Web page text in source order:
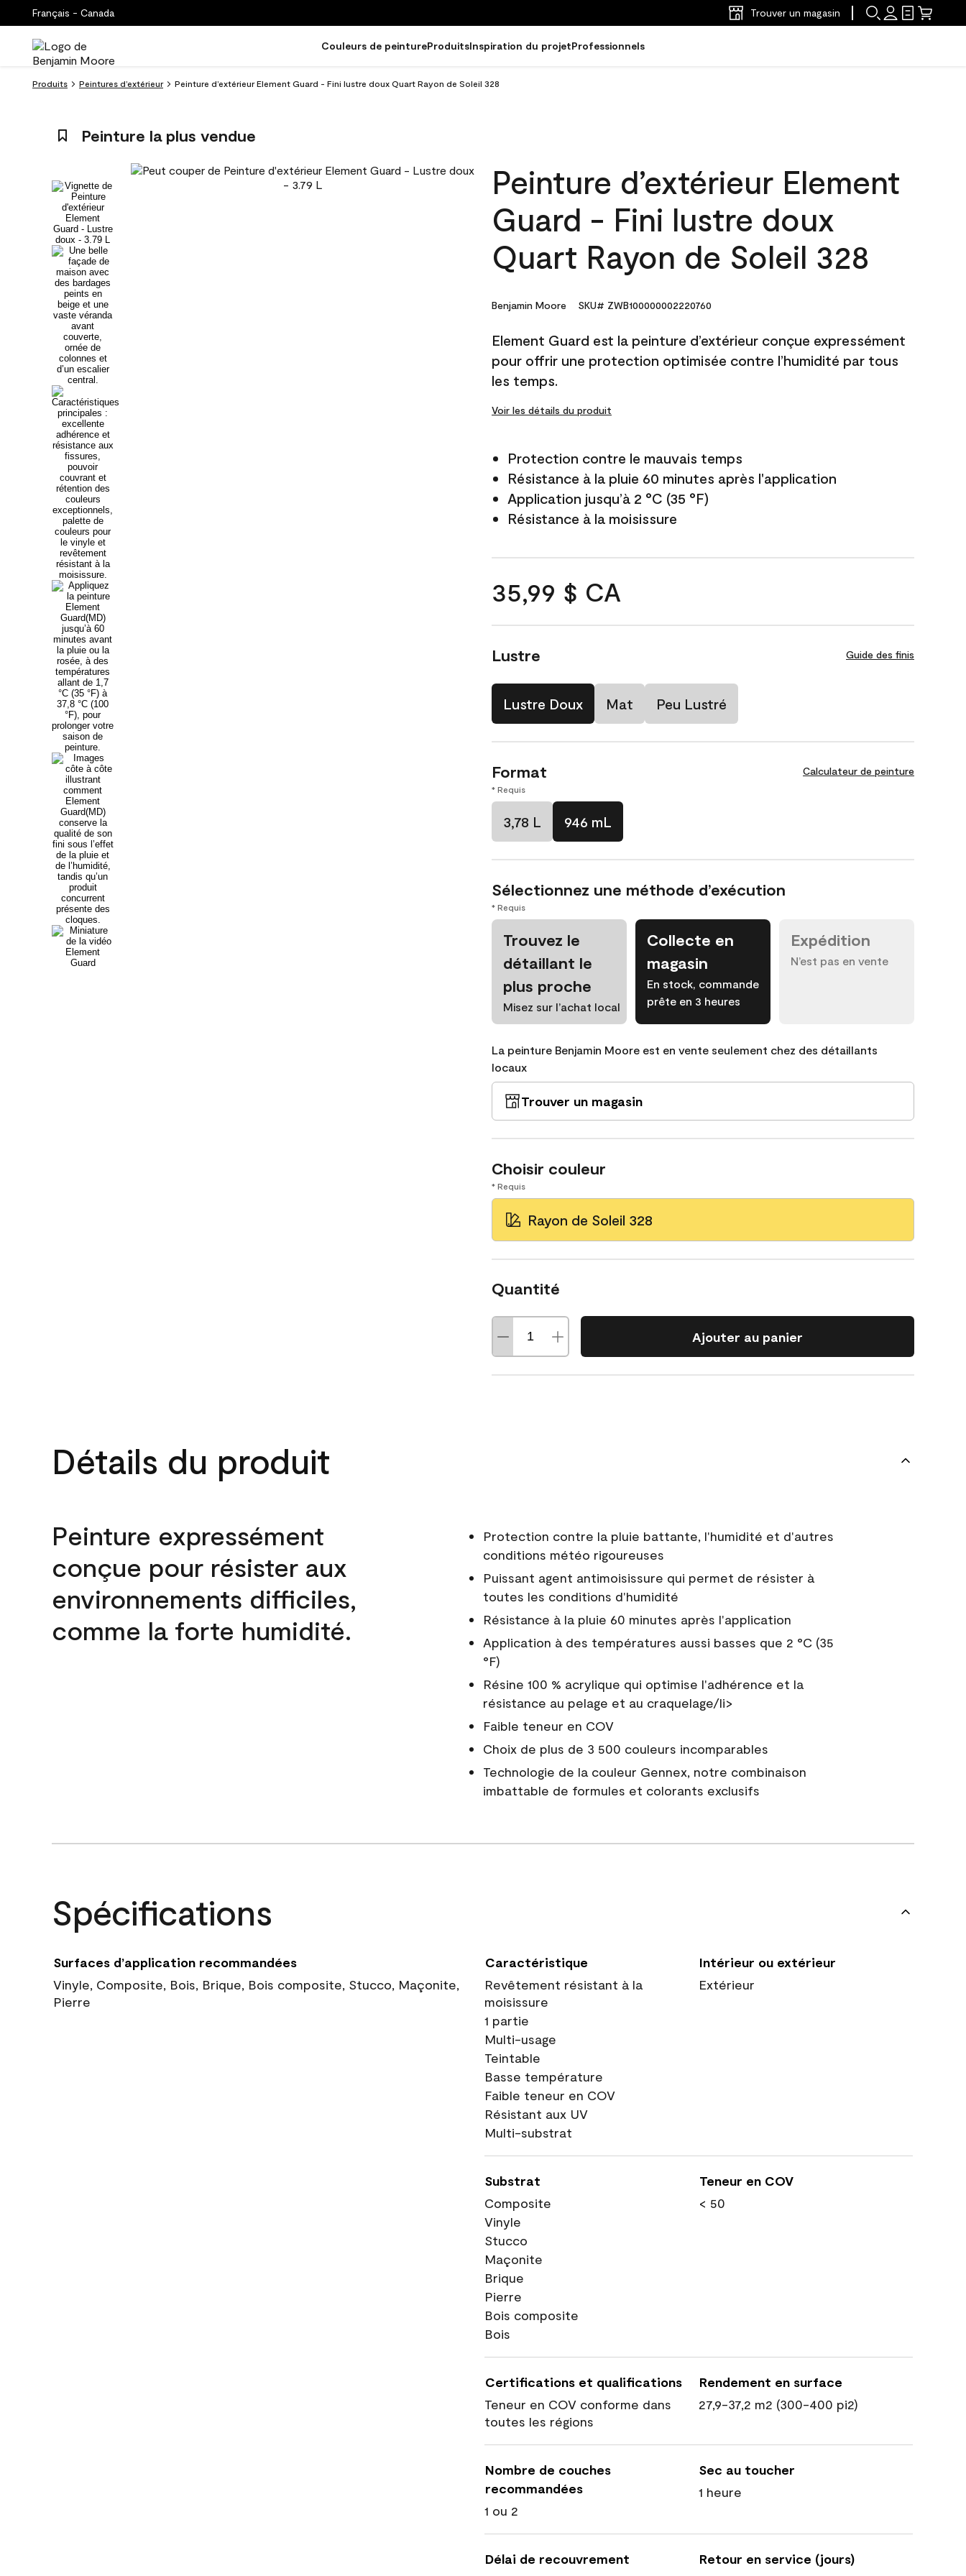
Français - Canada Trouver un magasin
Couleurs de peintureProduitsInspiration du projetProfessionnels
Produits Peintures d’extérieur Peinture d’extérieur Element Guard - Fini lustre doux Quart Rayon de Soleil 328
Peinture la plus vendue
Peinture d’extérieur Element
Guard - Fini lustre doux
Quart Rayon de Soleil 328
Benjamin Moore SKU# ZWB100000002220760
Element Guard est la peinture d’extérieur conçue expressément
pour offrir une protection optimisée contre l’humidité par tous
les temps.
Voir les détails du produit
Protection contre le mauvais temps
Résistance à la pluie 60 minutes après l'application
Application jusqu’à 2 °C (35 °F)
Résistance à la moisissure
35,99 $ CA
Lustre Guide des finis
Lustre Doux Mat Peu Lustré
Format Calculateur de peinture
* Requis
3,78 L 946 mL
Sélectionnez une méthode d’exécution
* Requis
Trouvez le
détaillant le
plus proche
Misez sur l’achat local
Collecte en
magasin
En stock, commande
prête en 3 heures
Expédition
N’est pas en vente
La peinture Benjamin Moore est en vente seulement chez des détaillants
locaux
Trouver un magasin
Choisir couleur
* Requis
Rayon de Soleil 328
Quantité
Ajouter au panier
Détails du produit
Peinture expressément
conçue pour résister aux
environnements difficiles,
comme la forte humidité.
Protection contre la pluie battante, l'humidité et d'autres
conditions météo rigoureuses
Puissant agent antimoisissure qui permet de résister à
toutes les conditions d'humidité
Résistance à la pluie 60 minutes après l'application
Application à des températures aussi basses que 2 °C (35
°F)
Résine 100 % acrylique qui optimise l'adhérence et la
résistance au pelage et au craquelage/li>
Faible teneur en COV
Choix de plus de 3 500 couleurs incomparables
Technologie de la couleur Gennex, notre combinaison
imbattable de formules et colorants exclusifs
Spécifications
Surfaces d’application recommandées
Vinyle, Composite, Bois, Brique, Bois composite, Stucco, Maçonite,
Pierre
Caractéristique
Revêtement résistant à la
moisissure
1 partie
Multi-usage
Teintable
Basse température
Faible teneur en COV
Résistant aux UV
Multi-substrat
Intérieur ou extérieur
Extérieur
Substrat
Composite
Vinyle
Stucco
Maçonite
Brique
Pierre
Bois composite
Bois
Teneur en COV
< 50
Certifications et qualifications
Teneur en COV conforme dans
toutes les régions
Rendement en surface
27,9-37,2 m2 (300-400 pi2)
Nombre de couches
recommandées
1 ou 2
Sec au toucher
1 heure
Délai de recouvrement
Retour en service (jours)